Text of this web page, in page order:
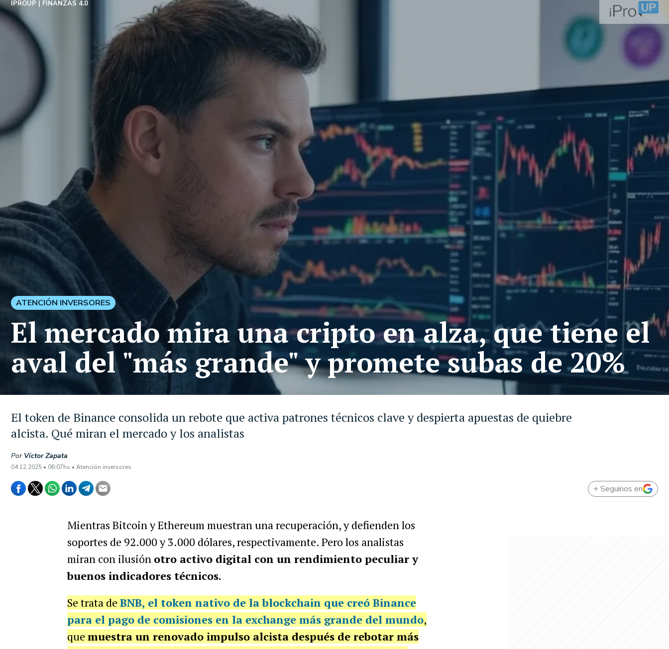
El token de Binance consolida un rebote que activa patrones técnicos clave y despierta apuestas de quiebre
alcista. Qué miran el mercado y los analistas
IPROUP FINANZAS 4.0
Por Víctor Zapata
04.12.2025 • 06:07hs • Atención inversores
ATENCIÓN INVERSORES
El mercado mira una cripto en alza, que tiene el
aval del "más grande" y promete subas de 20%
+ Seguinos en
Mientras Bitcoin y Ethereum muestran una recuperación, y defienden los
soportes de 92.000 y 3.000 dólares, respectivamente. Pero los analistas
miran con ilusión otro activo digital con un rendimiento peculiar y
buenos indicadores técnicos.
Se trata de BNB, el token nativo de la blockchain que creó Binance
para el pago de comisiones en la exchange más grande del mundo,
que muestra un renovado impulso alcista después de rebotar más